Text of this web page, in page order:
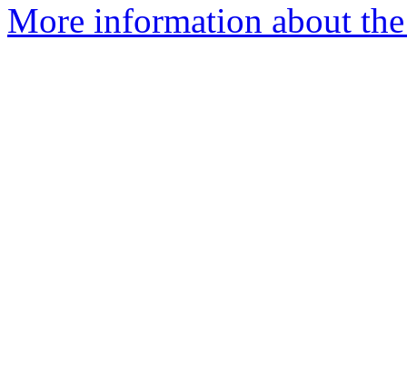
More information about